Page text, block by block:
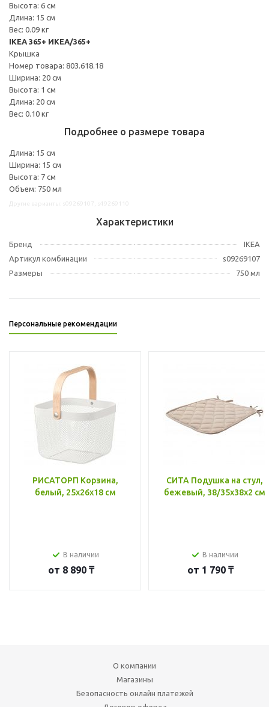
Высота: 6 см
Длина: 15 см
Вес: 0.09 кг
IKEA 365+ ИКЕА/365+
Крышка
Номер товара: 803.618.18
Ширина: 20 см
Высота: 1 см
Длина: 20 см
Вес: 0.10 кг
Подробнее о размере товара
Длина: 15 см
Ширина: 15 см
Высота: 7 см
Объем: 750 мл
Характеристики
Бренд
IKEA
Артикул комбинации
s09269107
Размеры
750 мл
Персональные рекомендации
РИСАТОРП Корзина,
белый, 25x26x18 см
В наличии
от 8 890 ₸
СИТА Подушка на стул,
бежевый, 38/35x38x2 см
В наличии
от 1 790 ₸
О компании
Магазины
Безопасность онлайн платежей